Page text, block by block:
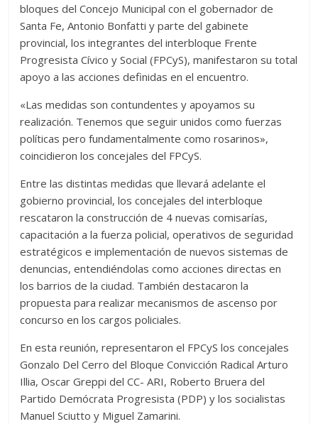
bloques del Concejo Municipal con el gobernador de
Santa Fe, Antonio Bonfatti y parte del gabinete
provincial, los integrantes del interbloque Frente
Progresista Cívico y Social (FPCyS), manifestaron su total
apoyo a las acciones definidas en el encuentro.
«Las medidas son contundentes y apoyamos su
realización. Tenemos que seguir unidos como fuerzas
políticas pero fundamentalmente como rosarinos»,
coincidieron los concejales del FPCyS.
Entre las distintas medidas que llevará adelante el
gobierno provincial, los concejales del interbloque
rescataron la construcción de 4 nuevas comisarías,
capacitación a la fuerza policial, operativos de seguridad
estratégicos e implementación de nuevos sistemas de
denuncias, entendiéndolas como acciones directas en
los barrios de la ciudad. También destacaron la
propuesta para realizar mecanismos de ascenso por
concurso en los cargos policiales.
En esta reunión, representaron el FPCyS los concejales
Gonzalo Del Cerro del Bloque Convicción Radical Arturo
Illia, Oscar Greppi del CC- ARI, Roberto Bruera del
Partido Demócrata Progresista (PDP) y los socialistas
Manuel Sciutto y Miguel Zamarini.